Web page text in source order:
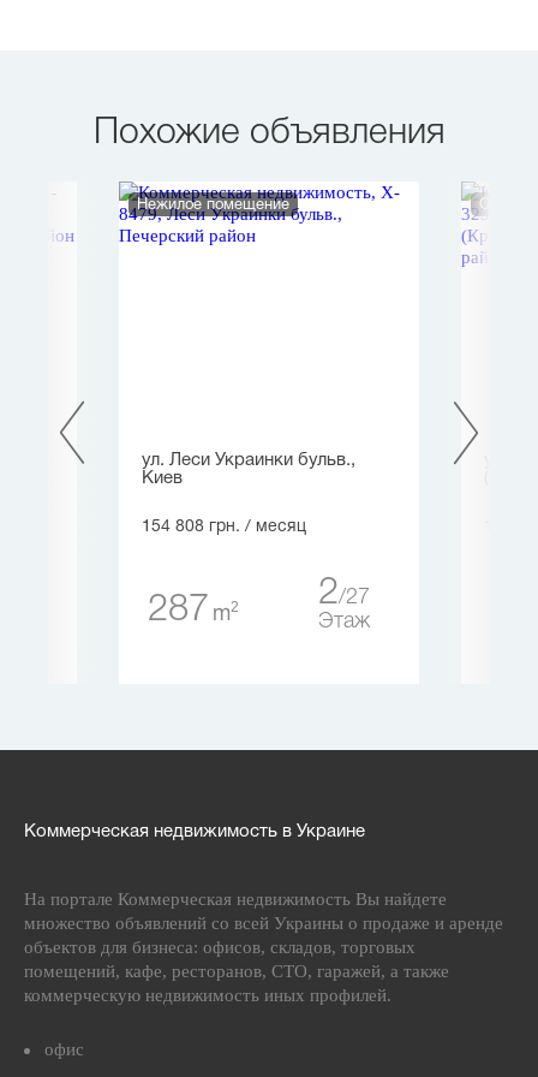
Похожие объявления
Нежилое помещение
ул. Леси Украинки бульв.,
Киев
154 808 грн. / месяц
287 m2 2 27
Этаж
Офис
Коммерческая недвижимость в Украине
На портале Коммерческая недвижимость Вы найдете
множество объявлений со всей Украины о продаже и аренде
объектов для бизнеса: офисов, складов, торговых
помещений, кафе, ресторанов, СТО, гаражей, а также
коммерческую недвижимость иных профилей.
офис